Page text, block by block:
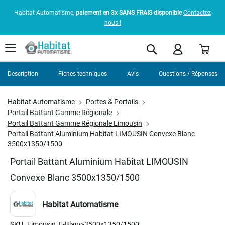
Habitat Automatisme, paiement en 3x SANS FRAIS disponible Contactez
nous !
Rechercher
Habitat Automatisme
Portes & Portails
Portail Battant Gamme Régionale
Portail Battant Gamme Régionale Limousin
Portail Battant Aluminium Habitat LIMOUSIN Convexe Blanc
3500x1350/1500
Portail Battant Aluminium Habitat LIMOUSIN
Convexe Blanc 3500x1350/1500
Habitat Automatisme
Description Fiches techniques Avis Questions / Réponses